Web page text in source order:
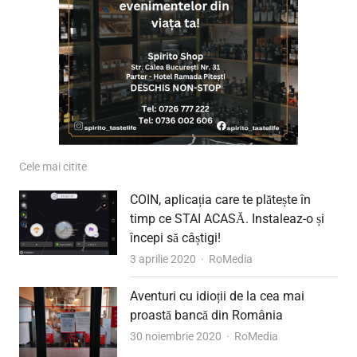
Cele mai citite
COIN, aplicația care te plătește în
timp ce STAI ACASĂ. Instaleaz-o și
începi să câștigi!
3 aprilie 2020 Author
RoMedia
Aventuri cu idioții de la cea mai
proastă bancă din România
30 noiembrie 2020 Author
RoMedia